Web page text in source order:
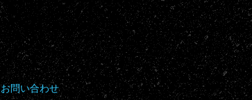
お問い合わせ